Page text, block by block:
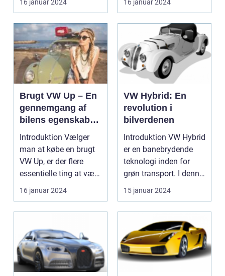
Velk...
16 januar 2024 16 januar 2024
Brugt VW Up – En
gennemgang af
bilens egenskaber
og udvikling over
Introduktion Vælger
man at købe en brugt
VW Up, er der flere
essentielle ting at være
opmærksom på....
16 januar 2024
VW Hybrid: En
revolution i
bilverdenen
Introduktion VW Hybrid
er en banebrydende
teknologi inden for
grøn transport. I denne
artikel vil v...
15 januar 2024